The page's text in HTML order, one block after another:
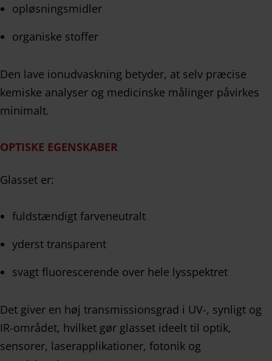
opløsningsmidler
organiske stoffer
Den lave ionudvaskning betyder, at selv præcise
kemiske analyser og medicinske målinger påvirkes
minimalt.
OPTISKE EGENSKABER
Glasset er:
fuldstændigt farveneutralt
yderst transparent
svagt fluorescerende over hele lysspektret
Det giver en høj transmissionsgrad i UV-, synligt og
IR-området, hvilket gør glasset ideelt til optik,
sensorer, laserapplikationer, fotonik og